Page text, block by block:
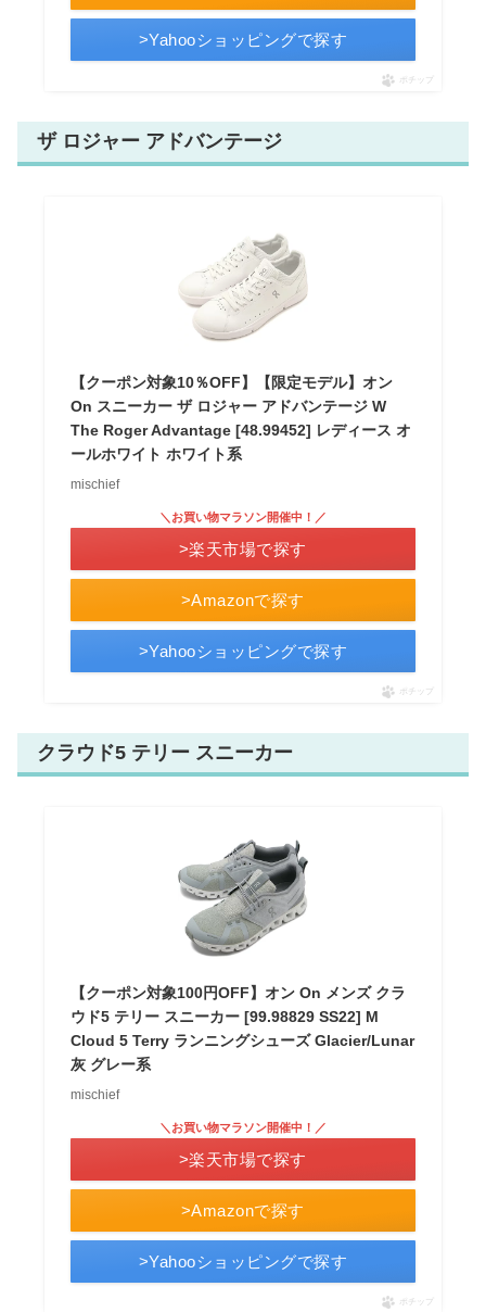
>Yahooショッピングで探す
ポチップ
ザ ロジャー アドバンテージ
【クーポン対象10％OFF】【限定モデル】オン
On スニーカー ザ ロジャー アドバンテージ W
The Roger Advantage [48.99452] レディース オ
ールホワイト ホワイト系
mischief
>Amazonで探す
＼お買い物マラソン開催中！／
>楽天市場で探す
>Yahooショッピングで探す
ポチップ
クラウド5 テリー スニーカー
【クーポン対象100円OFF】オン On メンズ クラ
ウド5 テリー スニーカー [99.98829 SS22] M
Cloud 5 Terry ランニングシューズ Glacier/Lunar
灰 グレー系
mischief
>Amazonで探す
＼お買い物マラソン開催中！／
>楽天市場で探す
>Yahooショッピングで探す
ポチップ